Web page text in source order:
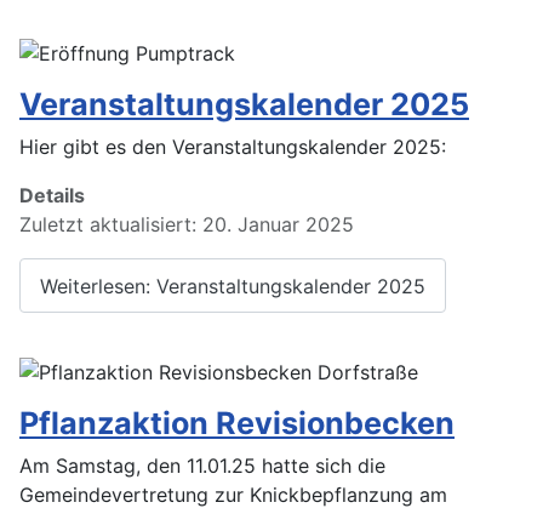
Veranstaltungskalender 2025
Hier gibt es den Veranstaltungskalender 2025:
Details
Zuletzt aktualisiert: 20. Januar 2025
Weiterlesen: Veranstaltungskalender 2025
Pflanzaktion Revisionbecken
Am Samstag, den 11.01.25 hatte sich die
Gemeindevertretung zur Knickbepflanzung am